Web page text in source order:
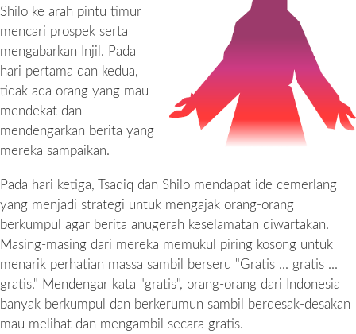
Shilo ke arah pintu timur
mencari prospek serta
mengabarkan Injil. Pada
hari pertama dan kedua,
tidak ada orang yang mau
mendekat dan
mendengarkan berita yang
mereka sampaikan.
Pada hari ketiga, Tsadiq dan Shilo mendapat ide cemerlang
yang menjadi strategi untuk mengajak orang-orang
berkumpul agar berita anugerah keselamatan diwartakan.
Masing-masing dari mereka memukul piring kosong untuk
menarik perhatian massa sambil berseru "Gratis ... gratis ...
gratis." Mendengar kata "gratis", orang-orang dari Indonesia
banyak berkumpul dan berkerumun sambil berdesak-desakan
mau melihat dan mengambil secara gratis.